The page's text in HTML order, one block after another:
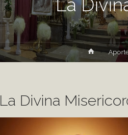
La
Inicio
La Divina